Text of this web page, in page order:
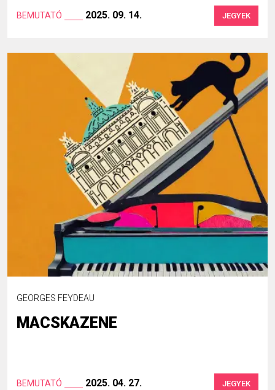
BEMUTATÓ 2025. 09. 14. JEGYEK
GEORGES FEYDEAU
MACSKAZENE
BEMUTATÓ 2025. 04. 27. JEGYEK